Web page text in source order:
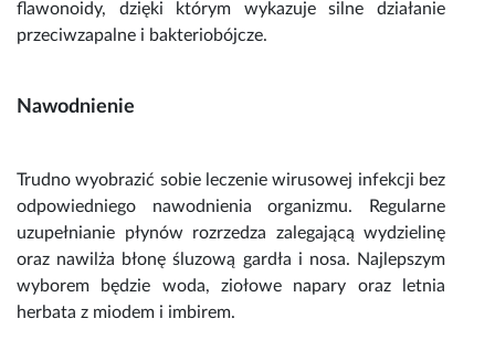
flawonoidy, dzięki którym wykazuje silne działanie
przeciwzapalne i bakteriobójcze.
Nawodnienie
Trudno wyobrazić sobie leczeniewirusowej infekcji bez
odpowiedniego nawodnienia organizmu. Regularne
uzupełnianie płynów rozrzedza zalegającą wydzielinę
oraz nawilża błonę śluzową gardła i nosa. Najlepszym
wyborem będzie woda, ziołowe napary oraz letnia
herbata z miodem i imbirem.